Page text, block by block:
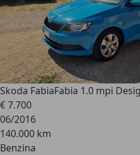
Skoda FabiaFabia 1.0 mpi
€ 7.700
06/2016
140.000 km
Benzina